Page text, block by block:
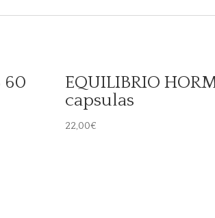
60
EQUILIBRIO
capsulas
22,00€